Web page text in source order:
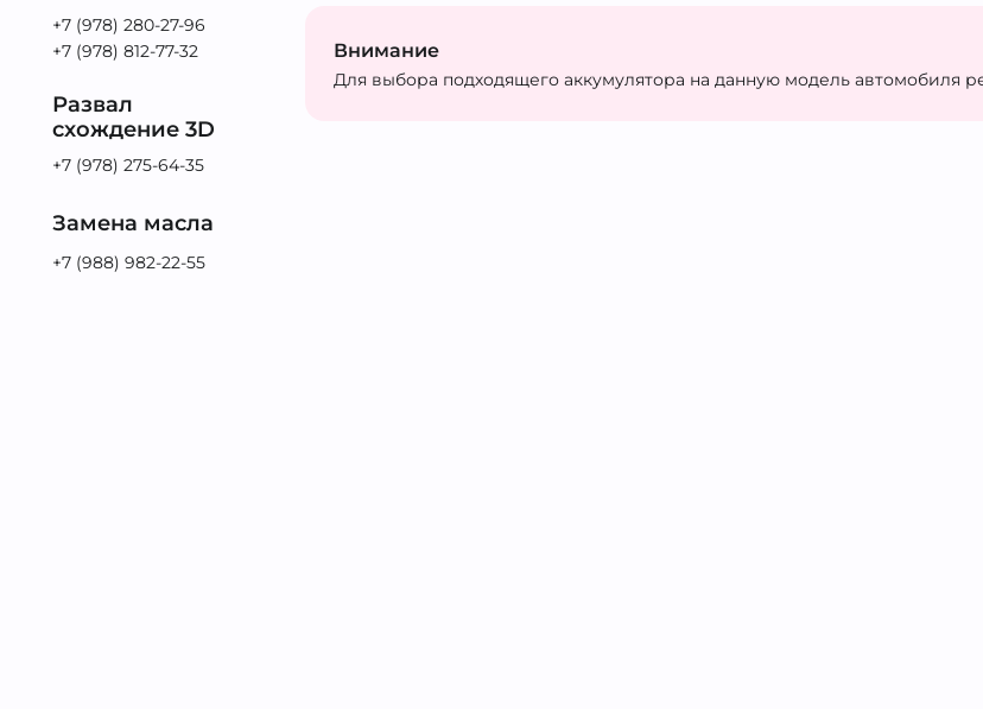
+7 (978) 280-27-96
+7 (978) 812-77-32
Развал
схождение 3D
+7 (978) 275-64-35
Замена масла
+7 (988) 982-22-55
Внимание
Для выбора подходящего аккумулятора на данную модель автомобиля